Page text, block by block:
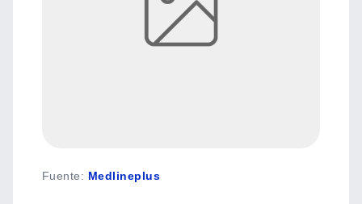
Fuente: Medlineplus